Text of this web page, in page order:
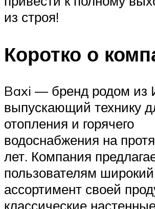
из строя!
Коротко о
Baxi — бренд родом из
выпускающий технику
отопления и горячего
водоснабжения на
лет. Компания
пользователям широкий
ассортимент своей
классические